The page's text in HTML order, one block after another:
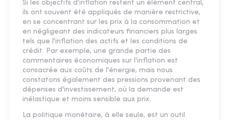
Si les objectifs d'inflation restent un élément central,
ils ont souvent été appliqués de manière restrictive,
en se concentrant sur les prix à la consommation et
en négligeant des indicateurs financiers plus larges
tels que l'inflation des actifs et les conditions de
crédit. Par exemple, une grande partie des
commentaires économiques sur l'inflation est
consacrée aux coûts de l'énergie, mais nous
constatons également des pressions provenant des
dépenses d'investissement, où la demande est
inélastique et moins sensible aux prix.
La politique monétaire, à elle seule, est un outil